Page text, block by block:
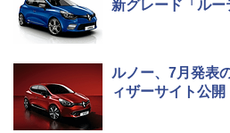
新グレード「ルー
ルノー、7月発表
ィザーサイト公開